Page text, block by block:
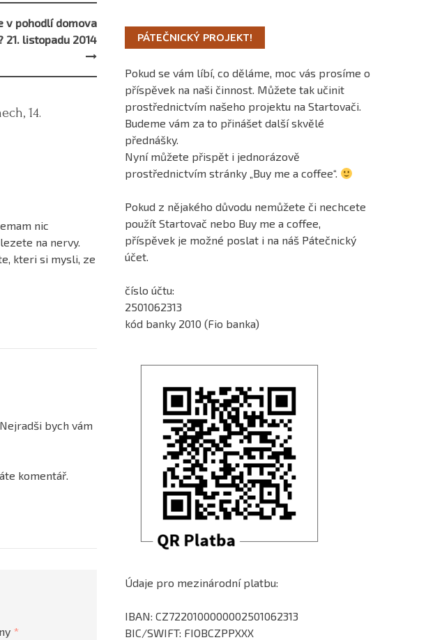
v pohodlí domova
listopadu 2014
14.
nic
na nervy.
kteri si mysli, ze
bych vám
komentář.
*
PÁTEČNICKÝ PROJEKT!
Pokud se vám líbí, co děláme, moc vás prosíme o
příspěvek na naši činnost. Můžete tak učinit
prostřednictvím našeho projektu na Startovači.
Budeme vám za to přinášet další skvělé
přednášky.
Nyní můžete přispět i jednorázově
prostřednictvím stránky „Buy me a coffee“.
Pokud z nějakého důvodu nemůžete či nechcete
použít Startovač nebo Buy me a coffee,
příspěvek je možné poslat i na náš Pátečnický
účet.
číslo účtu:
2501062313
kód banky 2010 (Fio banka)
Údaje pro mezinárodní platbu:
IBAN: CZ7220100000002501062313
BIC/SWIFT: FIOBCZPPXXX